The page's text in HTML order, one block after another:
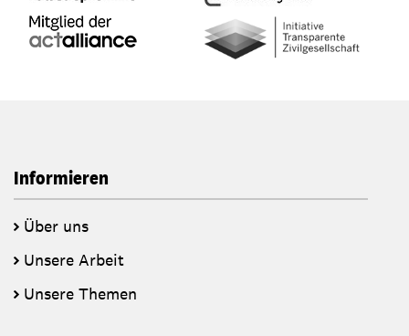
Informieren
Über uns
Unsere Arbeit
Unsere Themen